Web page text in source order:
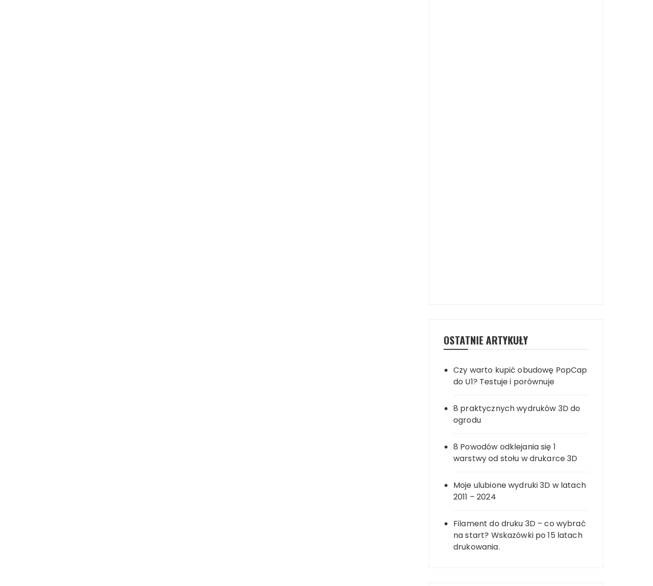
OSTATNIE ARTYKUŁY
Czy warto kupić obudowę PopCap
do U1? Testuje i porównuje
8 praktycznych wydruków 3D do
ogrodu
8 Powodów odklejania się 1
warstwy od stołu w drukarce 3D
Moje ulubione wydruki 3D w latach
2011 – 2024
Filament do druku 3D – co wybrać
na start? Wskazówki po 15 latach
drukowania.